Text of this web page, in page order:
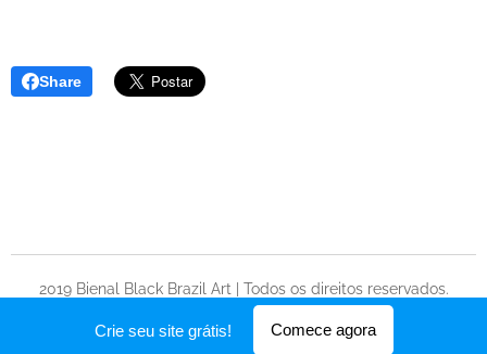
Share
2019 Bienal Black Brazil Art | Todos os direitos reservados.
Desenvolvido porWebnode
Crie seu site grátis! Comece agora